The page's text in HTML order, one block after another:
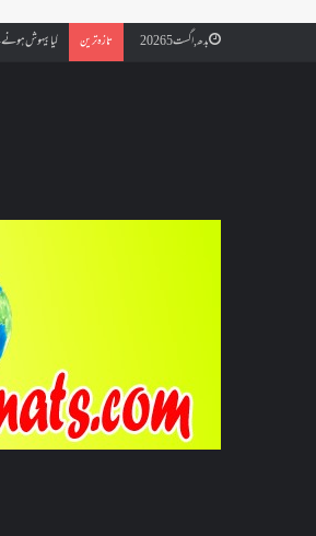
بدھ, اگست 5 2026 تازہ ترین کیا بیہوش ہونے